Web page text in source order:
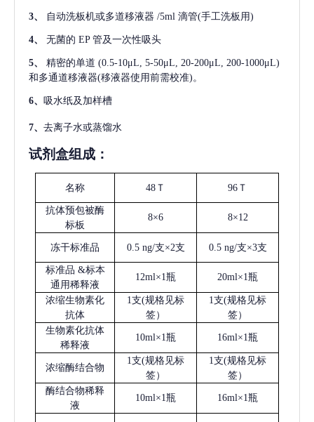
3、 自动洗板机或多道移液器 /5ml 滴管(手工洗板用)
4、 无菌的 EP 管及一次性吸头
5、 精密的单道 (0.5-10μL, 5-50μL, 20-200μL, 200-1000μL)
和多通道移液器(移液器使用前需校准)。
6、 吸水纸及加样槽
7、 去离子水或蒸馏水
试剂盒组成：
名称 48Ｔ 96Ｔ
抗体预包被酶
标板
8×6 8×12
冻干标准品 0.5 ng/支×2支 0.5 ng/支×3支
标准品 &标本
通用稀释液
12ml×1瓶 20ml×1瓶
浓缩生物素化
抗体
1支(规格见标
签）
1支(规格见标
签）
生物素化抗体
稀释液
10ml×1瓶 16ml×1瓶
浓缩酶结合物
1支(规格见标
签）
1支(规格见标
签）
酶结合物稀释
液
10ml×1瓶 16ml×1瓶